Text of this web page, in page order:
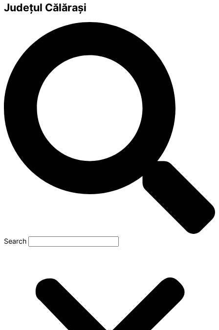
Județul Călărași
Search